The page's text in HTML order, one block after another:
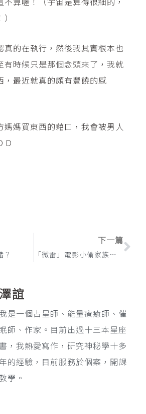
真的在執行，然後我其實根本也
有時候只是那個念頭來了，我就
，最近就真的頗有豐饒的感
媽媽買東西的藉口，我會被男人
Ｄ
？
下一篇
「微雷」電影小偷家族心得：有愛的地方就是家
下
澤誼
是一個占星師、能量療癒師、催
眠師、作家。目前出過十三本星座
，我熱愛寫作，研究神秘學十多
的經驗，目前服務於個案，開課
學。